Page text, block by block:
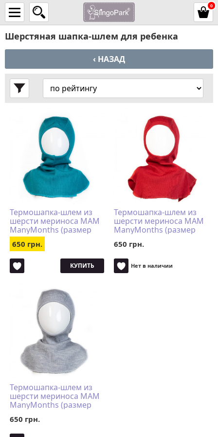
0
Шерстяная шапка-шлем для ребенка
‹ НАЗАД
Термошапка-шлем из
шерсти мериноса MAM
ManyMonths (размер
50-56/62, бирюзовый)
650 грн.
КУПИТЬ
Термошапка-шлем из
шерсти мериноса MAM
ManyMonths (размер
650 грн.
Нет в наличии
Термошапка-шлем из
шерсти мериноса MAM
ManyMonths (размер
650 грн.